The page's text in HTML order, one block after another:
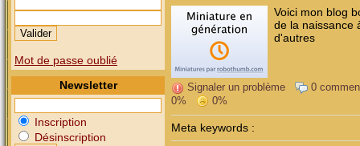
Mot de passe oublié
Newsletter
Inscription
Désinscription
Voici mon blog
de la naissance
d'autres
Signaler un problème
0
0%
0%
Meta keywords :